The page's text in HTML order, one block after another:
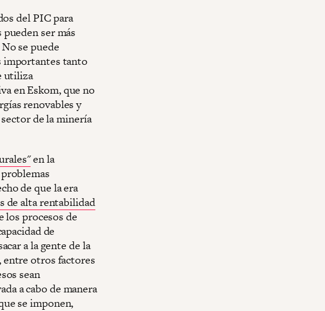
del PIC para
ser más
se puede
importantes tanto
utiliza
en Eskom, que no
renovables y
de la minería
en la
de que la era
de alta rentabilidad
los procesos de
de
a la gente de la
entre otros factores
sean
a cabo de manera
se imponen,